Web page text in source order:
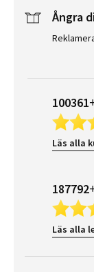
Ångra
Läs alla
Läs alla